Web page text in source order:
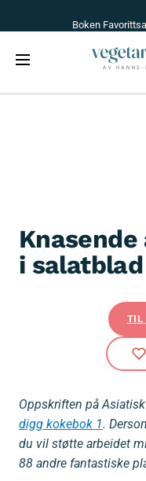
Boken
i salatblad
TIL
Oppskriften på
digg kokebok 1.
du vil støtte arbeidet
88 andre fantastiske